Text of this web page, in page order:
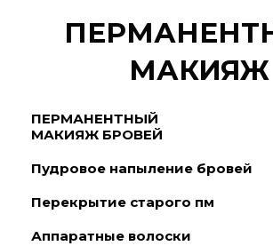
МАКИЯЖ
ПЕРМАНЕНТНЫЙ
МАКИЯЖ БРОВЕЙ
Пудровое напыление бровей
Перекрытие старого пм
Аппаратные волоски